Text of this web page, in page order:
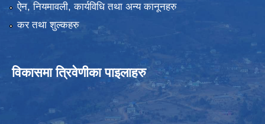
ऐन, नियमावली, कार्यविधि तथा अन्य कानूनहरु
कर तथा शुल्कहरु
विकासमा त्रिवेणीका पाइलाहरु